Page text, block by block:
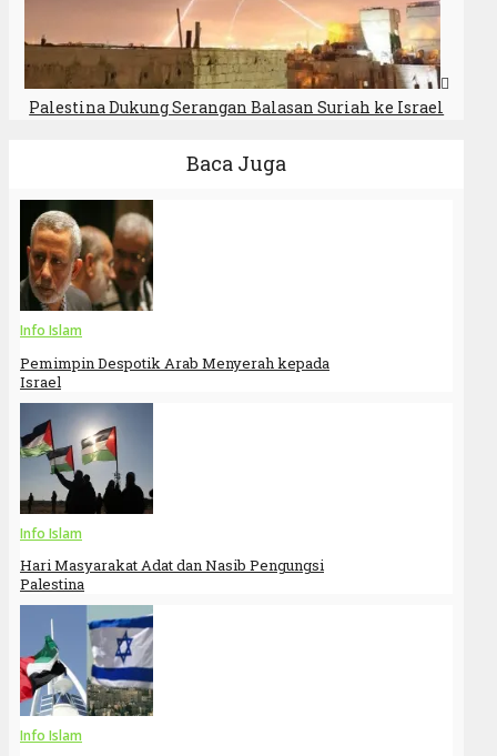
Palestina Dukung Serangan Balasan Suriah ke Israel
Baca Juga
Info Islam
Pemimpin Despotik Arab Menyerah kepada
Israel
Info Islam
Hari Masyarakat Adat dan Nasib Pengungsi
Palestina
Info Islam